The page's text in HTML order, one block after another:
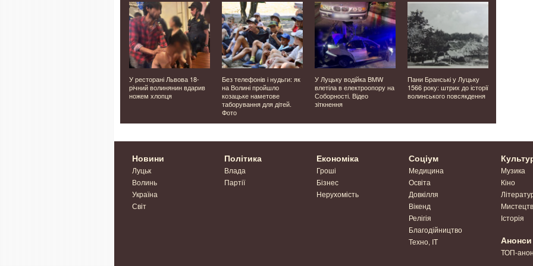
в
Ховалась під землею
понад 1600 років: в
Британії знайшли
унікальну римську віллу
У ресторані Львова 18-
річний волинянин вдарив
ножем хлопця
Без телефонів і нудьги: як
на Волині пройшло
козацьке наметове
таборування для дітей.
Фото
У Луцьку водійка BMW
влетіла в електроопору на
Соборності. Відео
зіткнення
Пани Бранські у Луцьку
1566 року: штрих до історії
волинського повсякдення
Новини
Луцьк
Волинь
Україна
Світ
Політика
Влада
Партії
Економіка
Гроші
Бізнес
Нерухомість
Соціум
Медицина
Освіта
Довкілля
Вікенд
Релігія
Благодійництво
Техно, IT
Музика
Кіно
Історія
Анонси
ТОП-